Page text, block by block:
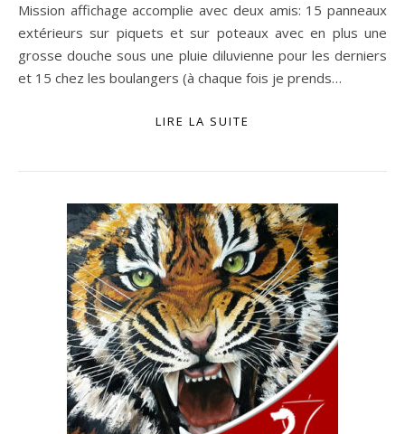
Mission affichage accomplie avec deux amis: 15 panneaux
extérieurs sur piquets et sur poteaux avec en plus une
grosse douche sous une pluie diluvienne pour les derniers
et 15 chez les boulangers (à chaque fois je prends…
LIRE LA SUITE